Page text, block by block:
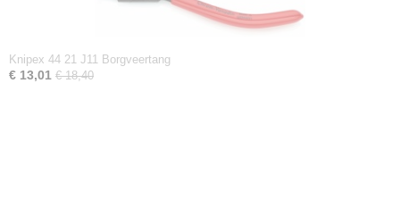
Knipex 44 21 J11 Borgveertang
€ 13,01 € 18,40